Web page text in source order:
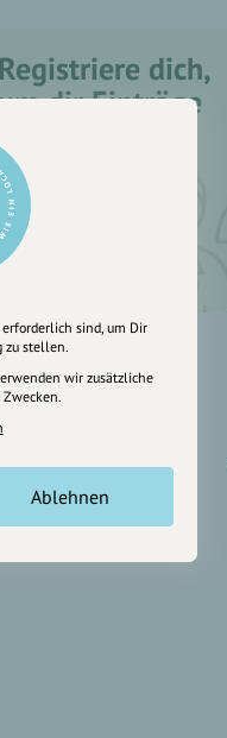
Registriere dich,
dir Einträge
merken
sind, um Dir
zu stellen.
wir zusätzliche
Ablehnen